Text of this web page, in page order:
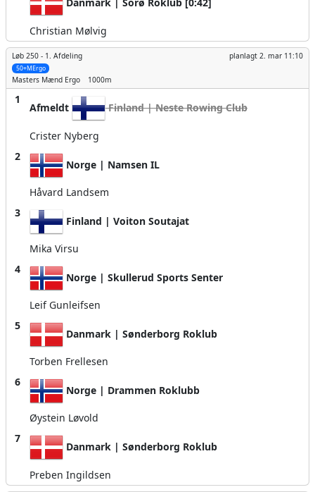
Christian Mølvig
Løb 250 - 1. Afdeling planlagt 2. mar 11:10
50+MErgo
Masters Mænd Ergo 1000m
1
Afmeldt Finland | Neste Rowing Club
Crister Nyberg
2
Norge | Namsen IL
Håvard Landsem
3
Finland | Voiton Soutajat
Mika Virsu
4
Norge | Skullerud Sports Senter
Leif Gunleifsen
5
Danmark | Sønderborg Roklub
Torben Frellesen
6
Norge | Drammen Roklubb
Øystein Løvold
7
Danmark | Sønderborg Roklub
Preben Ingildsen